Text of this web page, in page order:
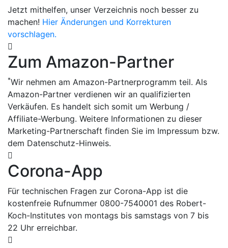
Jetzt mithelfen, unser Verzeichnis noch besser zu
machen! Hier Änderungen und Korrekturen
vorschlagen.
Zum Amazon-Partner
*Wir nehmen am Amazon-Partnerprogramm teil. Als
Amazon-Partner verdienen wir an qualifizierten
Verkäufen. Es handelt sich somit um Werbung /
Affiliate-Werbung. Weitere Informationen zu dieser
Marketing-Partnerschaft finden Sie im Impressum bzw.
dem Datenschutz-Hinweis.
Corona-App
Für technischen Fragen zur Corona-App ist die
kostenfreie Rufnummer 0800-7540001 des Robert-
Koch-Institutes von montags bis samstags von 7 bis
22 Uhr erreichbar.